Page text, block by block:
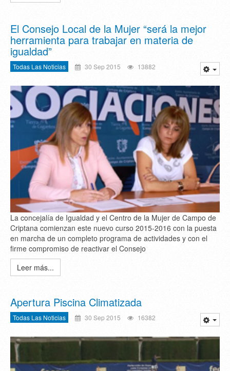
El Consejo Local de la Mujer “será la mejor
herramienta para trabajar en materia de
igualdad”
Todas Las Noticias 30 Sep 2015 13882
La concejalía de Igualdad y el Centro de la Mujer de Campo de
Criptana comienzan este nuevo curso 2015-2016 con la puesta
en marcha de un completo programa de actividades y con el
firme compromiso de reactivar el Consejo
Leer más...
Apertura Piscina Climatizada
Todas Las Noticias 30 Sep 2015 16382